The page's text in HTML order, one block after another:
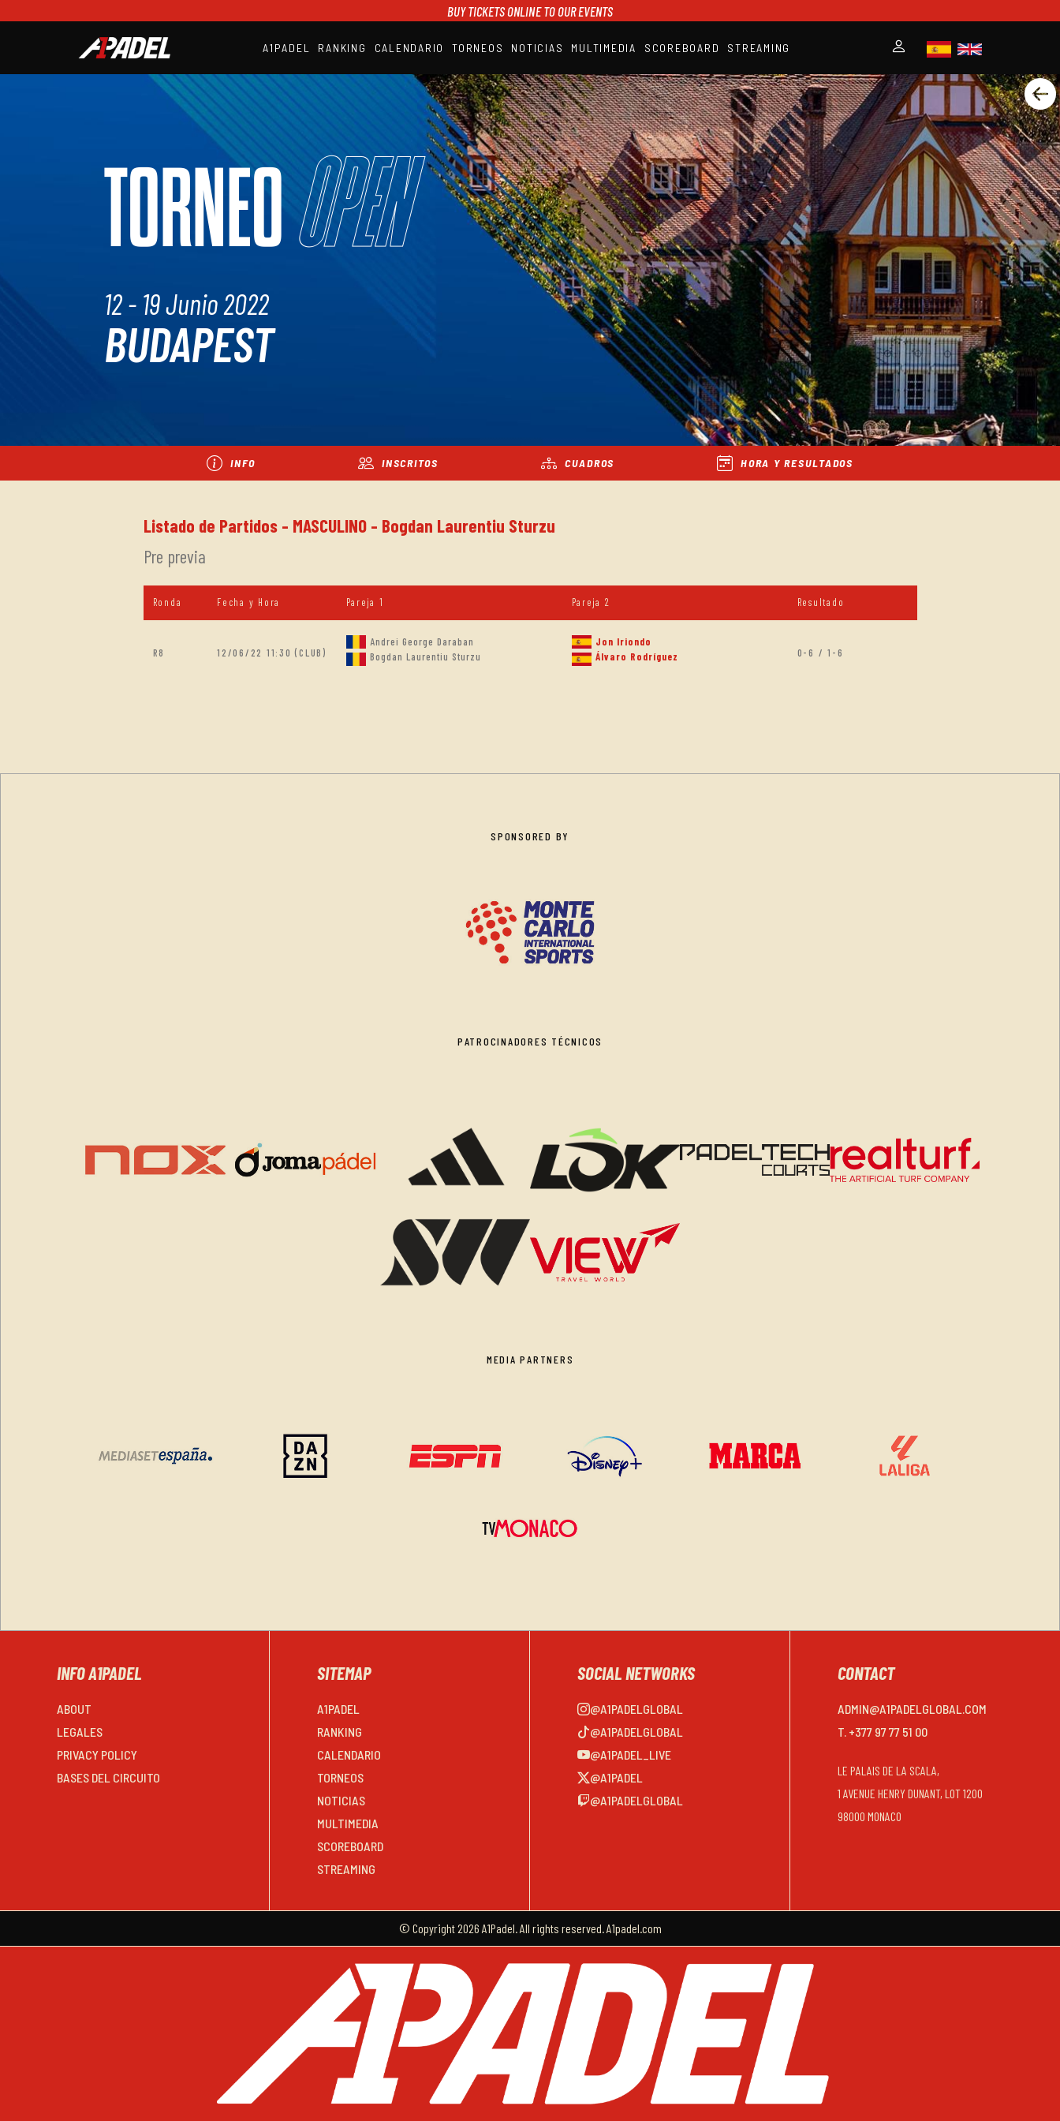
BUY TICKETS ONLINE TO OUR EVENTS
A1PADEL RANKING CALENDARIO TORNEOS NOTICIAS MULTIMEDIA SCOREBOARD STREAMING
A1PADEL
RANKING
CALENDARIO
TORNEOS
NOTICIAS
MULTIMEDIA
SCOREBOARD
STREAMING
TORNEOOpen
12 - 19 Junio 2022
BUDAPEST
INFO INSCRITOS CUADROS HORA Y RESULTADOS
Listado de Partidos - MASCULINO - Bogdan Laurentiu Sturzu
Pre previa
Ronda Fecha y Hora Pareja 1 Pareja 2 Resultado
R8 12/06/22 11:30 (CLUB)
Andrei George Daraban
Bogdan Laurentiu Sturzu
Jon Iriondo
Álvaro Rodríguez
0-6 / 1-6
SPONSORED BY
PATROCINADORES TÉCNICOS
MEDIA PARTNERS
INFO A1PADEL
ABOUT
LEGALES
PRIVACY POLICY
BASES DEL CIRCUITO
SITEMAP
A1PADEL
RANKING
CALENDARIO
TORNEOS
NOTICIAS
MULTIMEDIA
SCOREBOARD
STREAMING
SOCIAL NETWORKS
@A1PADELGLOBAL
@A1PADELGLOBAL
@A1PADEL_LIVE
@A1PADEL
@A1PADELGLOBAL
CONTACT
ADMIN@A1PADELGLOBAL.COM
T. +377 97 77 51 00
LE PALAIS DE LA SCALA,
1 AVENUE HENRY DUNANT, LOT 1200
98000 MONACO
© Copyright 2026 A1Padel. All rights reserved. A1padel.com